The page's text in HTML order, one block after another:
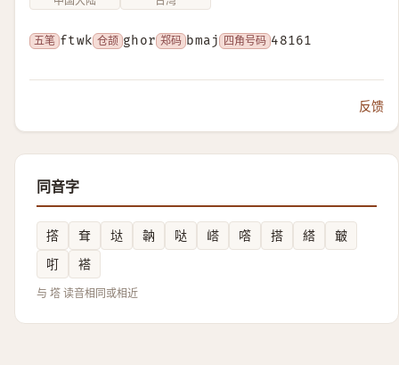
五笔 ftwk 仓颉 ghor 郑码 bmaj 四角号码 48161
反馈
同音字
撘 耷 垯 䪏 哒 㟷 㗳 搭 䌋
㿴
咑
褡
与 㙮 读音相同或相近